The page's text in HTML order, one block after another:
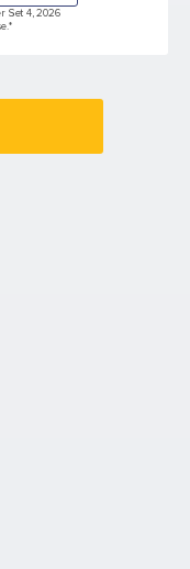
Set 4, 2026